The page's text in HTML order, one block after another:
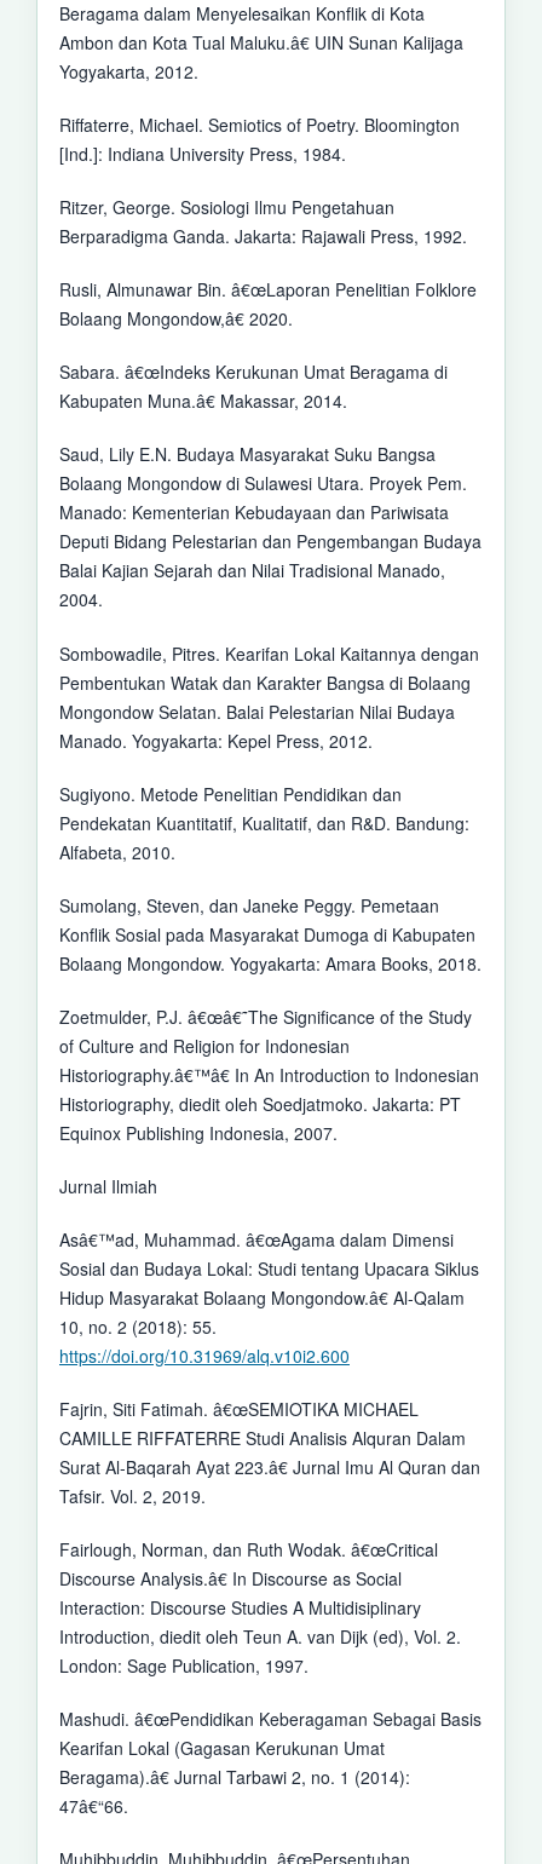
Beragama dalam Menyelesaikan Konflik di Kota
Ambon dan Kota Tual Maluku.â€ UIN Sunan Kalijaga
Yogyakarta, 2012.
Riffaterre, Michael. Semiotics of Poetry. Bloomington
[Ind.]: Indiana University Press, 1984.
Ritzer, George. Sosiologi Ilmu Pengetahuan
Berparadigma Ganda. Jakarta: Rajawali Press, 1992.
Rusli, Almunawar Bin. â€œLaporan Penelitian Folklore
Bolaang Mongondow,â€ 2020.
Sabara. â€œIndeks Kerukunan Umat Beragama di
Kabupaten Muna.â€ Makassar, 2014.
Saud, Lily E.N. Budaya Masyarakat Suku Bangsa
Bolaang Mongondow di Sulawesi Utara. Proyek Pem.
Manado: Kementerian Kebudayaan dan Pariwisata
Deputi Bidang Pelestarian dan Pengembangan Budaya
Balai Kajian Sejarah dan Nilai Tradisional Manado,
2004.
Sombowadile, Pitres. Kearifan Lokal Kaitannya dengan
Pembentukan Watak dan Karakter Bangsa di Bolaang
Mongondow Selatan. Balai Pelestarian Nilai Budaya
Manado. Yogyakarta: Kepel Press, 2012.
Sugiyono. Metode Penelitian Pendidikan dan
Pendekatan Kuantitatif, Kualitatif, dan R&D. Bandung:
Alfabeta, 2010.
Sumolang, Steven, dan Janeke Peggy. Pemetaan
Konflik Sosial pada Masyarakat Dumoga di Kabupaten
Bolaang Mongondow. Yogyakarta: Amara Books, 2018.
Zoetmulder, P.J. â€œâ€˜The Significance of the Study
of Culture and Religion for Indonesian
Historiography.â€™â€ In An Introduction to Indonesian
Historiography, diedit oleh Soedjatmoko. Jakarta: PT
Equinox Publishing Indonesia, 2007.
Jurnal Ilmiah
Asâ€™ad, Muhammad. â€œAgama dalam Dimensi
Sosial dan Budaya Lokal: Studi tentang Upacara Siklus
Hidup Masyarakat Bolaang Mongondow.â€ Al-Qalam
10, no. 2 (2018): 55.
https://doi.org/10.31969/alq.v10i2.600
Fajrin, Siti Fatimah. â€œSEMIOTIKA MICHAEL
CAMILLE RIFFATERRE Studi Analisis Alquran Dalam
Surat Al-Baqarah Ayat 223.â€ Jurnal Imu Al Quran dan
Tafsir. Vol. 2, 2019.
Fairlough, Norman, dan Ruth Wodak. â€œCritical
Discourse Analysis.â€ In Discourse as Social
Interaction: Discourse Studies A Multidisiplinary
Introduction, diedit oleh Teun A. van Dijk (ed), Vol. 2.
London: Sage Publication, 1997.
Mashudi. â€œPendidikan Keberagaman Sebagai Basis
Kearifan Lokal (Gagasan Kerukunan Umat
Beragama).â€ Jurnal Tarbawi 2, no. 1 (2014):
47â€“66.
Muhibbuddin, Muhibbuddin. â€œPersentuhan